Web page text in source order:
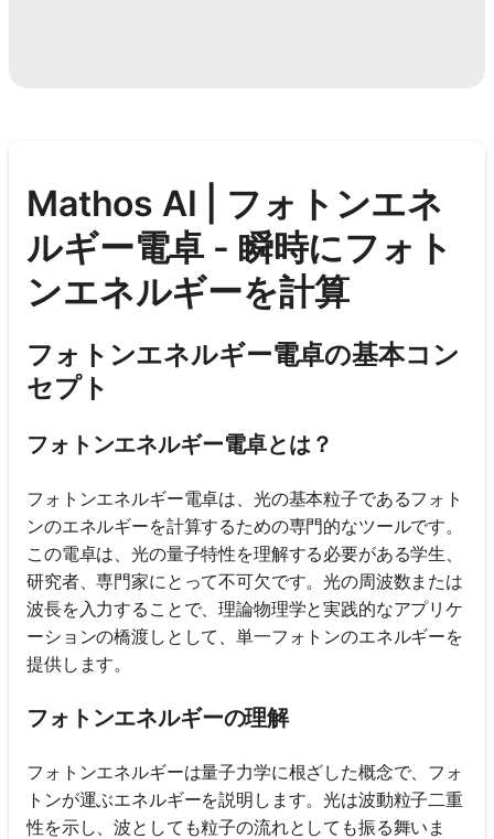
Mathos AI | フォトンエネ
ルギー電卓 - 瞬時にフォト
ンエネルギーを計算
フォトンエネルギー電卓の基本コン
セプト
フォトンエネルギー電卓とは？
フォトンエネルギー電卓は、光の基本粒子であるフォト
ンのエネルギーを計算するための専門的なツールです。
この電卓は、光の量子特性を理解する必要がある学生、
研究者、専門家にとって不可欠です。光の周波数または
波長を入力することで、理論物理学と実践的なアプリケ
ーションの橋渡しとして、単一フォトンのエネルギーを
提供します。
フォトンエネルギーの理解
フォトンエネルギーは量子力学に根ざした概念で、フォ
トンが運ぶエネルギーを説明します。光は波動粒子二重
性を示し、波としても粒子の流れとしても振る舞いま